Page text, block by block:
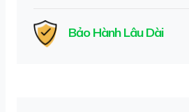
Bảo Hành Lâu Dài